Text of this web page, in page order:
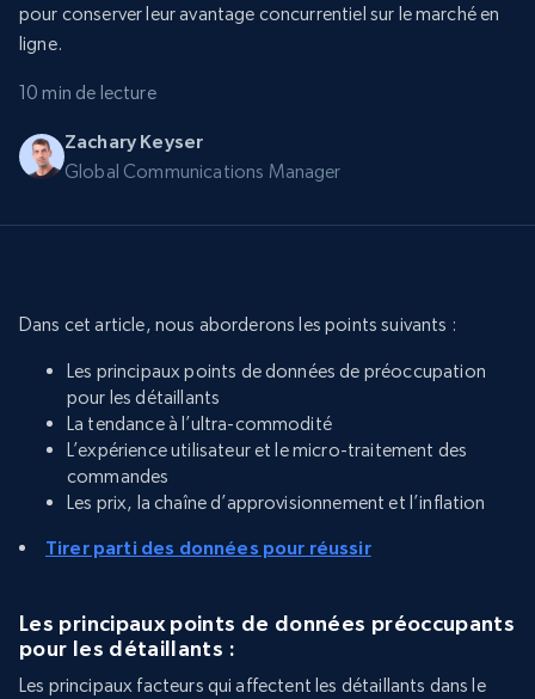
pour conserver leur avantage concurrentiel sur le marché en
ligne.
10 min de lecture
Zachary Keyser
Global Communications Manager
Dans cet article, nous aborderons les points suivants :
Les principaux points de données de préoccupation
pour les détaillants
La tendance à l’ultra-commodité
L’expérience utilisateur et le micro-traitement des
commandes
Les prix, la chaîne d’approvisionnement et l’inflation
Tirer parti des données pour réussir
Les principaux points de données préoccupants
pour les détaillants :
Les principaux facteurs qui affectent les détaillants dans le